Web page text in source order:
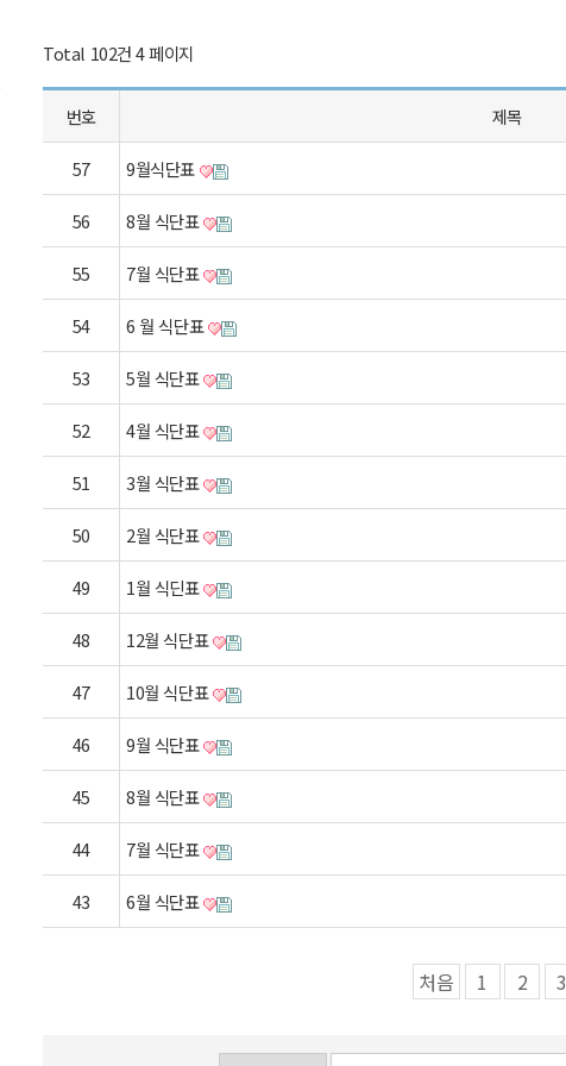
Total 102건4 페이지
번호 제목
57 9월식단표
56 8월 식단표
55 7월 식단표
54 6 월 식단표
53 5월 식단표
52 4월 식단표
51 3월 식단표
50 2월 식단표
49 1월 식딘표
48 12월 식단표
47 10월 식단표
46 9월 식단표
45 8월 식단표
44 7월 식단표
43 6월 식단표
처음 1 2 3